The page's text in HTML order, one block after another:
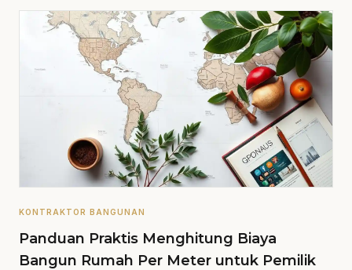
KONTRAKTOR BANGUNAN
Panduan Praktis Menghitung Biaya
Bangun Rumah Per Meter untuk Pemilik